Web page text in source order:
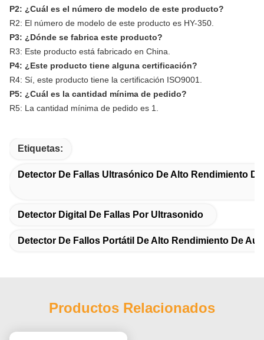
P2: ¿Cuál es el número de modelo de este producto?
R2: El número de modelo de este producto es HY-350.
P3: ¿Dónde se fabrica este producto?
R3: Este producto está fabricado en China.
P4: ¿Este producto tiene alguna certificación?
R4: Sí, este producto tiene la certificación ISO9001.
P5: ¿Cuál es la cantidad mínima de pedido?
R5: La cantidad mínima de pedido es 1.
Etiquetas:
Detector De Fallas Ultrasónico De Alto Rendimiento
Detector Digital De Fallas Por Ultrasonido
Detector De Fallos Portátil De Alto Rendimiento De
Productos Relacionados